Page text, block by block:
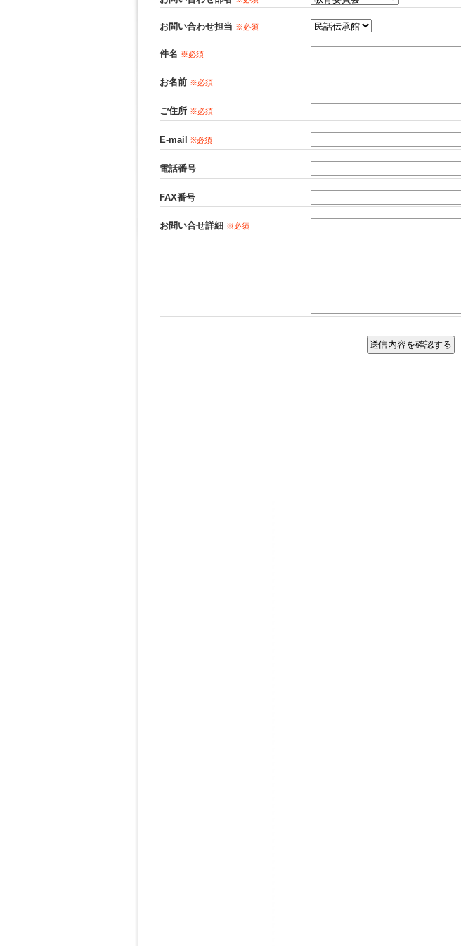
お問い合わせ担当 ※必須
件名 ※必須
お名前 ※必須
ご住所 ※必須
E-mail ※必須
電話番号
FAX番号
お問い合せ詳細 ※必須